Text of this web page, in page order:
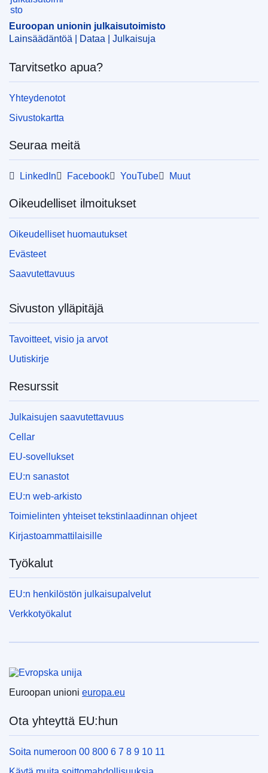
,väkevä alkoholijuoma
CELEX : 32023D0310(01)R(01)
OJ : C_202390011
IMMC : C(2023)7373/3004529
pdfa2a
Euroopan unionin julkaisutoimisto
Lainsäädäntöä | Dataa | Julkaisuja
Tarvitsetko apua?
Yhteydenotot
Sivustokartta
Seuraa meitä
LinkedIn Facebook YouTube Muut
Oikeudelliset ilmoitukset
Oikeudelliset huomautukset
Evästeet
Saavutettavuus
Sivuston ylläpitäjä
Tavoitteet, visio ja arvot
Uutiskirje
Resurssit
Julkaisujen saavutettavuus
Cellar
EU-sovellukset
EU:n sanastot
EU:n web-arkisto
Toimielinten yhteiset tekstinlaadinnan ohjeet
Kirjastoammattilaisille
Työkalut
EU:n henkilöstön julkaisupalvelut
Verkkotyökalut
Euroopan unioni europa.eu
Ota yhteyttä EU:hun
Soita numeroon 00 800 6 7 8 9 10 11